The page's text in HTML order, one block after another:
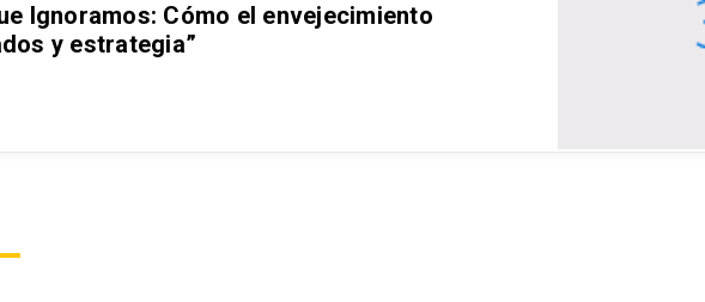
Ignoramos: Cómo el envejecimiento
y estrategia”